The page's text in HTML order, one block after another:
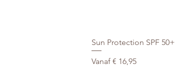
Sun Protection SPF 50+
Vanaf € 16,95
Verkoopprijs